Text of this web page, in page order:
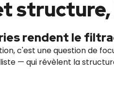
rendent le
c'est une question de
— qui révèlent la